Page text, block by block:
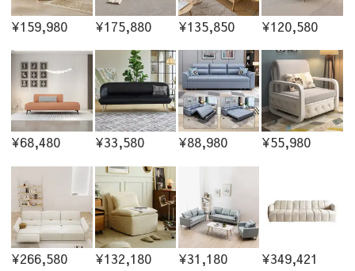
¥159,980 ¥175,880 ¥135,850 ¥120,580
¥68,480 ¥33,580 ¥88,980 ¥55,980
¥266,580 ¥132,180 ¥31,180 ¥349,421